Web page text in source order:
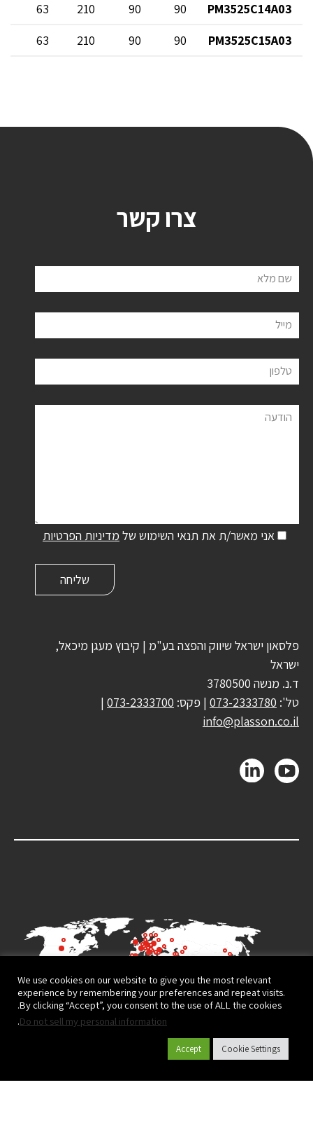
PM3525C14A03
90
90
210
63
PM3525C15A03
90
90
210
63
צרו קשר
שם מלא
מייל
טלפון
הודעה
אני מאשר/ת את תנאי השימוש של מדיניות הפרטיות
פלסאון ישראל שיווק והפצה בע"מ | קיבוץ מעגן מיכאל,
ישראל
ד.נ. מנשה 3780500
טל': 073-2333780 | פקס: 073-2333700
|
info@plasson.co.il
We use cookies on our website to give you the most relevant
experience by remembering your preferences and repeat visits.
By clicking “Accept”, you consent to the use of ALL the cookies.
Do not sell my personal information
.
Cookie Settings
Accept